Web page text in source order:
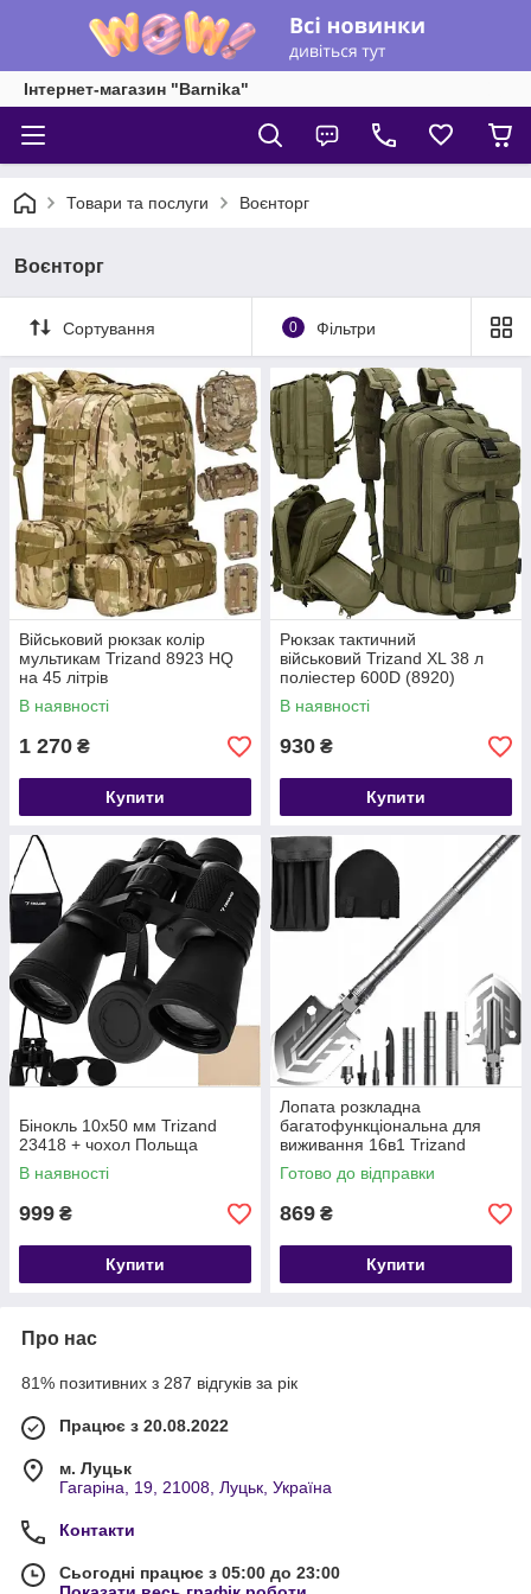
Інтернет-магазин "Barnika"
Товари та послуги Воєнторг
Воєнторг
Сортування 0 Фільтри
Військовий рюкзак колір
мультикам Trizand 8923 HQ
на 45 літрів
В наявності
1 270 ₴
Купити
Рюкзак тактичний
військовий Trizand XL 38 л
поліестер 600D (8920)
В наявності
930 ₴
Купити
Бінокль 10x50 мм Trizand
23418 + чохол Польща
В наявності
999 ₴
Купити
Лопата розкладна
багатофункціональна для
виживання 16в1 Trizand
(22640)
Готово до відправки
869 ₴
Купити
Про нас
81% позитивних з 287 відгуків за рік
Працює з 20.08.2022
м. Луцьк
Гагаріна, 19, 21008, Луцьк, Україна
Контакти
Сьогодні працює з 05:00 до 23:00